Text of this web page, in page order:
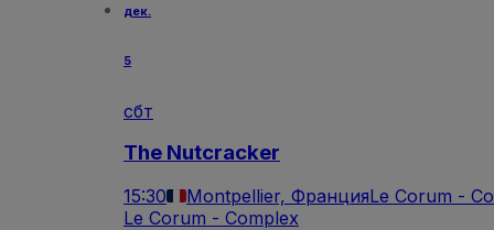
дек.
5
сбт
The Nutcracker
15:30 Montpellier, ФранцияLe Corum -
Le Corum - Complex